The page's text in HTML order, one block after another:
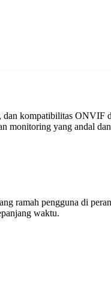
dan kompatibilitas ONVIF
monitoring yang andal
ramah pengguna di
waktu.